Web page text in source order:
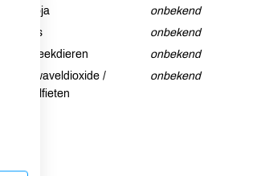
Soja
onbekend
Vis
onbekend
Weekdieren
onbekend
Zwaveldioxide /
sulfieten
onbekend